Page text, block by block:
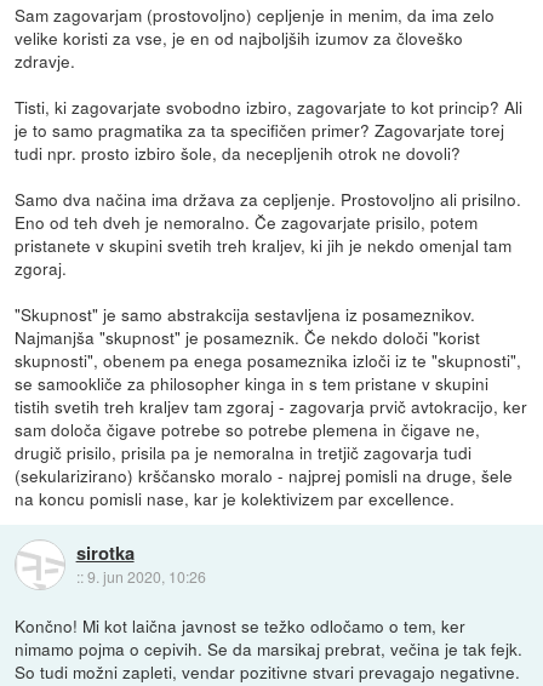
Sam zagovarjam (prostovoljno) cepljenje in menim, da ima zelo
velike koristi za vse, je en od najboljših izumov za človeško
zdravje.
Tisti, ki zagovarjate svobodno izbiro, zagovarjate to kot princip? Ali
je to samo pragmatika za ta specifičen primer? Zagovarjate torej
tudi npr. prosto izbiro šole, da necepljenih otrok ne dovoli?
Samo dva načina ima država za cepljenje. Prostovoljno ali prisilno.
Eno od teh dveh je nemoralno. Če zagovarjate prisilo, potem
pristanete v skupini svetih treh kraljev, ki jih je nekdo omenjal tam
zgoraj.
"Skupnost" je samo abstrakcija sestavljena iz posameznikov.
Najmanjša "skupnost" je posameznik. Če nekdo določi "korist
skupnosti", obenem pa enega posameznika izloči iz te "skupnosti",
se samookliče za philosopher kinga in s tem pristane v skupini
tistih svetih treh kraljev tam zgoraj - zagovarja prvič avtokracijo, ker
sam določa čigave potrebe so potrebe plemena in čigave ne,
drugič prisilo, prisila pa je nemoralna in tretjič zagovarja tudi
(sekularizirano) krščansko moralo - najprej pomisli na druge, šele
na koncu pomisli nase, kar je kolektivizem par excellence.
sirotka
::9. jun 2020, 10:26
Končno! Mi kot laična javnost se težko odločamo o tem, ker
nimamo pojma o cepivih. Se da marsikaj prebrat, večina je tak fejk.
So tudi možni zapleti, vendar pozitivne stvari prevagajo negativne.